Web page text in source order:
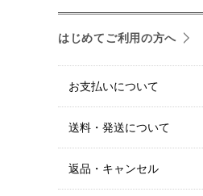
はじめてご利用の方へ
お支払いについて
送料・発送について
返品・キャンセル